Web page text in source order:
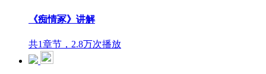
《痴情冢》讲解
共1章节，2.8万次播放